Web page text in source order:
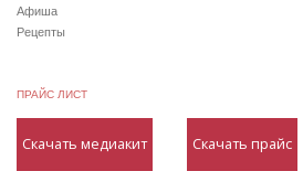
Афиша
Рецепты
ПРАЙС ЛИСТ
Скачать медиакит Скачать прайс